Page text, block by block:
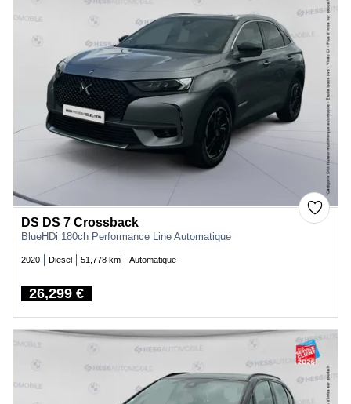
DS DS 7 Crossback
BlueHDi 180ch Performance Line Automatique
2020 Diesel 51,778 km Automatique
Price
26,299 €